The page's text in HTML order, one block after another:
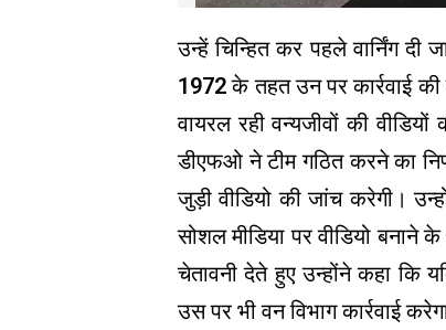
उन्हें चिन्हित कर पहले वार्निंग दी
1972 के तहत उन पर कार्रवाई की
वायरल रही वन्यजीवों की
डीएफओ ने टीम गठित करने का
जुड़ी वीडियो की जांच करेगी।
सोशल मीडिया पर वीडियो
चेतावनी देते हुए उन्होंने कहा कि
उस पर भी वन विभाग कार्रवाई